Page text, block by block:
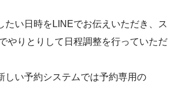
たい日時をLINEでお伝えいただき、ス
やりとりして日程調整を行っていただ
しい予約システムでは予約専用の